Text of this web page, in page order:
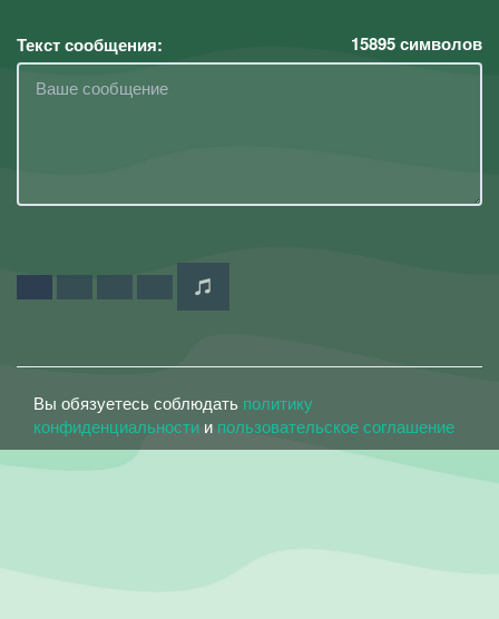
Текст сообщения: 15895символов
Вы обязуетесь соблюдать политику
конфиденциальности и пользовательское соглашение